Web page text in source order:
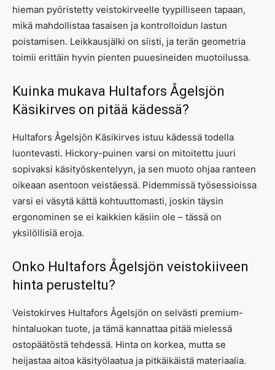
hieman pyöristetty veistokirveelle tyypilliseen tapaan,
mikä mahdollistaa tasaisen ja kontrolloidun lastun
poistamisen. Leikkausjälki on siisti, ja terän geometria
toimii erittäin hyvin pienten puuesineiden muotoilussa.
Kuinka mukava Hultafors Ågelsjön
Käsikirves on pitää kädessä?
Hultafors Ågelsjön Käsikirves istuu kädessä todella
luontevasti. Hickory-puinen varsi on mitoitettu juuri
sopivaksi käsityöskentelyyn, ja sen muoto ohjaa ranteen
oikeaan asentoon veistäessä. Pidemmissä työsessioissa
varsi ei väsytä kättä kohtuuttomasti, joskin täysin
ergonominen se ei kaikkien käsiin ole – tässä on
yksilöllisiä eroja.
Onko Hultafors Ågelsjön veistokiiveen
hinta perusteltu?
Veistokirves Hultafors Ågelsjön on selvästi premium-
hintaluokan tuote, ja tämä kannattaa pitää mielessä
ostopäätöstä tehdessä. Hinta on korkea, mutta se
heijastaa aitoa käsityölaatua ja pitkäikäistä materiaalia.